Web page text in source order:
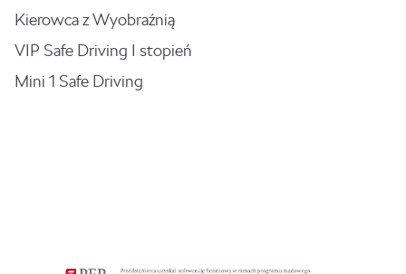
Kierowca z Wyobraźnią
VIP Safe Driving I stopień
Mini 1 Safe Driving